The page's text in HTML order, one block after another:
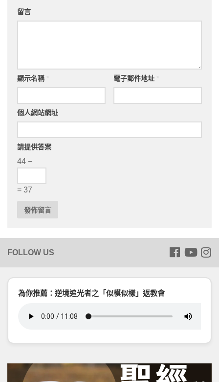
留言
顯示名稱 電子郵件地址
個人網站網址
請提供答案
44 −
= 37
為你推薦：逆境追光者之「似模似樣」返教會